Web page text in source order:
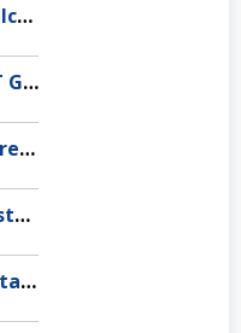
IT Programmer PT Campina Ice Cream Industry Tbk, Surabaya
Senior Software Engineer PT Global Service Indonesia, Jakarta
Staff Technical Support PT Kreasi Utama Mandiri, Jakarta Selatan
Data Center OPS PT Aero Systems Indonesia, Tangerang
Network Engineer PT Nusantara Compnet Integrator, Jakarta Barat